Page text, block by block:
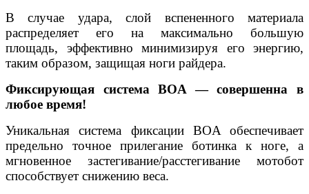
В случае удара, слой вспененного материала
распределяет его на максимально большую
площадь, эффективно минимизируя его энергию,
таким образом, защищая ноги райдера.
Фиксирующая системаBOA— совершенна в
любое время!
Уникальная система фиксации BOA обеспечивает
предельно точное прилегание ботинка к ноге, а
мгновенное застегивание/расстегивание мотобот
способствует снижению веса.